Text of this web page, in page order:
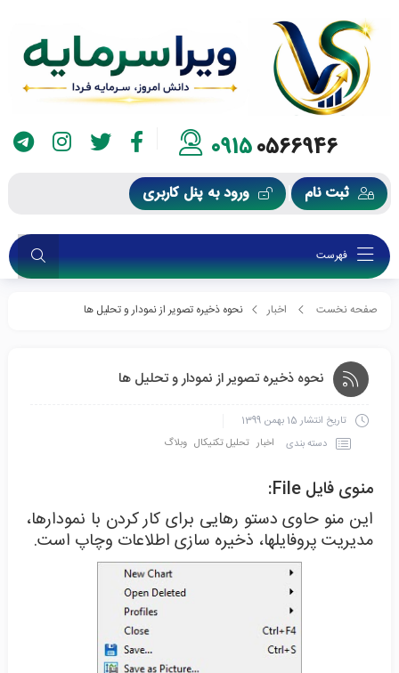
09150566946
ثبت نام ورود به پنل کاربری
فهرست
صفحه نخست اخبار نحوه ذخیره تصویر از نمودار و تحلیل ها
نحوه ذخیره تصویر از نمودار و تحلیل ها
تاریخ انتشار15 بهمن 1399
دسته بندی
اخبار تحلیل تکنیکال وبلاگ
منوی فایل File:
این منو حاوی دستو رهایی برای کار کردن با نمودارها،
مدیریت پروفایلها، ذخیره سازی اطلاعات وچاپ است.